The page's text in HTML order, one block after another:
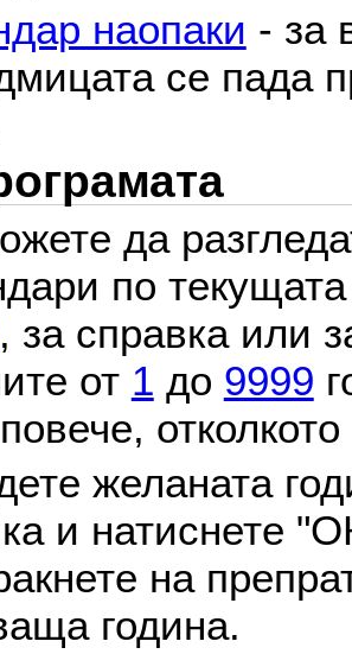
наопаки - за
се пада
да
по
, за справка или
от 1 до 9999
желаната
и натиснете
на
година.